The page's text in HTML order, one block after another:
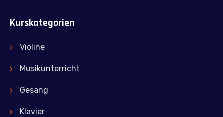
Kurskategorien
Violine
Musikunterricht
Gesang
Klavier